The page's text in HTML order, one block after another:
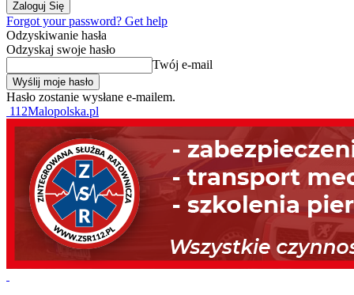
Forgot your password? Get help
Odzyskiwanie hasła
Odzyskaj swoje hasło
Twój e-mail
Hasło zostanie wysłane e-mailem.
112Malopolska.pl